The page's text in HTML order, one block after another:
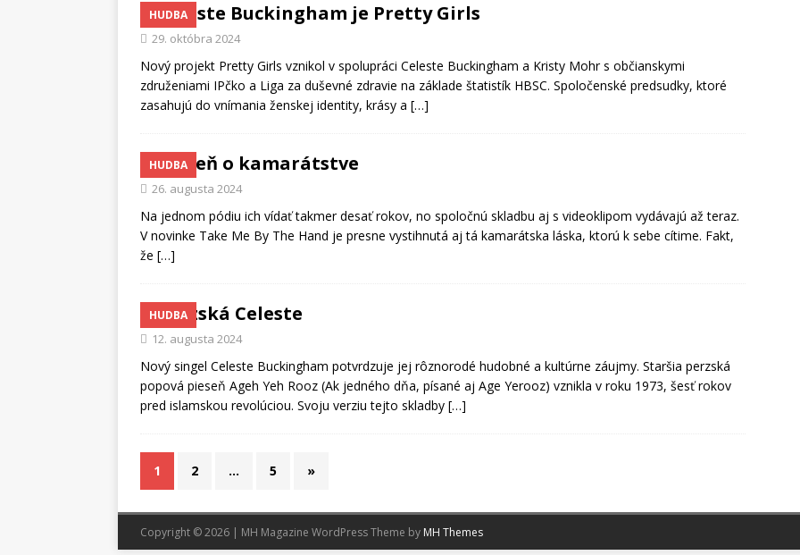
HUDBA
Celeste Buckingham je Pretty Girls
29. októbra 2024
Nový projekt Pretty Girls vznikol v spolupráci Celeste Buckingham a Kristy Mohr s občianskymi
združeniami IPčko a Liga za duševné zdravie na základe štatistík HBSC. Spoločenské predsudky, ktoré
zasahujú do vnímania ženskej identity, krásy a […]
HUDBA
Pieseň o kamarátstve
26. augusta 2024
Na jednom pódiu ich vídať takmer desať rokov, no spoločnú skladbu aj s videoklipom vydávajú až teraz.
V novinke Take Me By The Hand je presne vystihnutá aj tá kamarátska láska, ktorú k sebe cítime. Fakt,
že […]
HUDBA
Perzská Celeste
12. augusta 2024
Nový singel Celeste Buckingham potvrdzuje jej rôznorodé hudobné a kultúrne záujmy. Staršia perzská
popová pieseň Ageh Yeh Rooz (Ak jedného dňa, písané aj Age Yerooz) vznikla v roku 1973, šesť rokov
pred islamskou revolúciou. Svoju verziu tejto skladby […]
1 2 … 5 »
Copyright © 2026 | MH Magazine WordPress Theme by MH Themes